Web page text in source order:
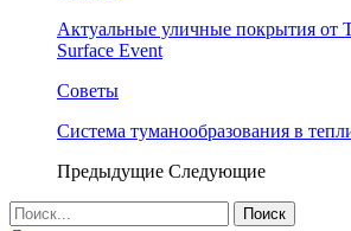
Актуальные уличные покрытия от
Surface Event
Советы
Система туманообразования в
Предыдущие Следующие